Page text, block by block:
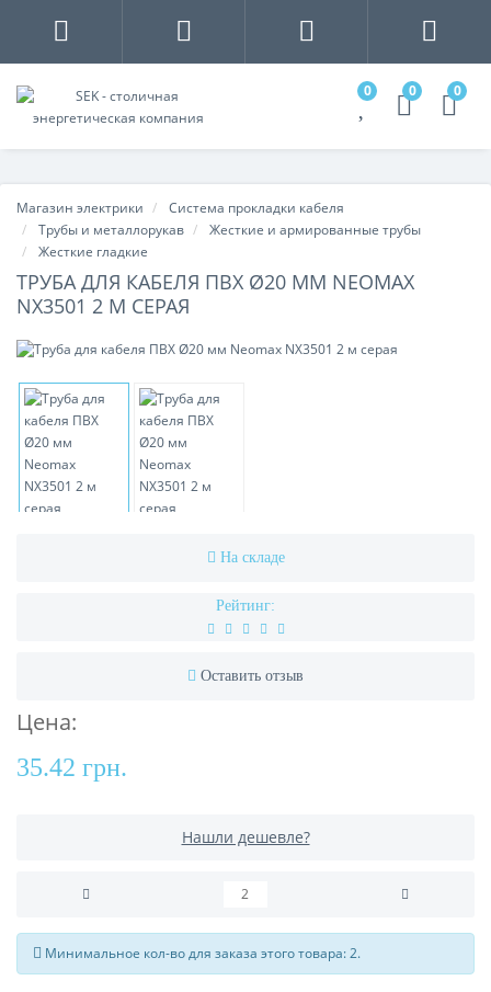
0 0 0
Магазин электрики
Система прокладки кабеля
Трубы и металлорукав
Жесткие и армированные трубы
Жесткие гладкие
ТРУБА ДЛЯ КАБЕЛЯ ПВХ Ø20 ММ NEOMAX
NX3501 2 М СЕРАЯ
На складе
Рейтинг:
Оставить отзыв
Цена:
35.42 грн.
Нашли дешевле?
Минимальное кол-во для заказа этого товара: 2.